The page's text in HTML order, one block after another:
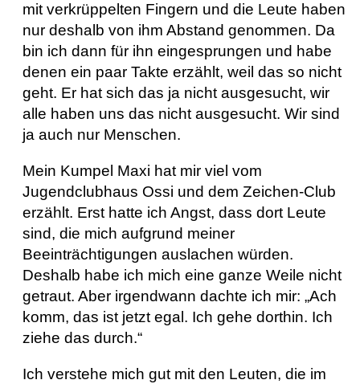
mit verkrüppelten Fingern und die Leute haben
nur deshalb von ihm Abstand genommen. Da
bin ich dann für ihn eingesprungen und habe
denen ein paar Takte erzählt, weil das so nicht
geht. Er hat sich das ja nicht ausgesucht, wir
alle haben uns das nicht ausgesucht. Wir sind
ja auch nur Menschen.
Mein Kumpel Maxi hat mir viel vom
Jugendclubhaus Ossi und dem Zeichen-Club
erzählt. Erst hatte ich Angst, dass dort Leute
sind, die mich aufgrund meiner
Beeinträchtigungen auslachen würden.
Deshalb habe ich mich eine ganze Weile nicht
getraut. Aber irgendwann dachte ich mir: „Ach
komm, das ist jetzt egal. Ich gehe dorthin. Ich
ziehe das durch.“
Ich verstehe mich gut mit den Leuten, die im